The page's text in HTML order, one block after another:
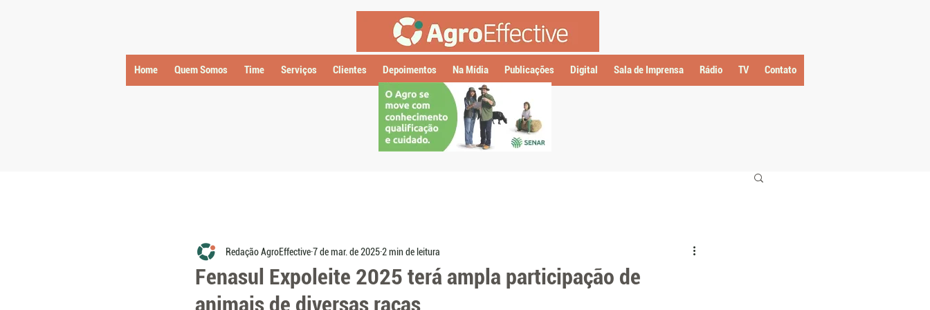
Home Quem Somos Time Serviços Clientes Depoimentos Na Mídia Publicações Digital Sala de Imprensa Rádio TV Contato
Fenasul Expoleite 2025 terá ampla participação de
animais de diversas raças
Redação AgroEffective7 de mar. de 20252 min de leitura